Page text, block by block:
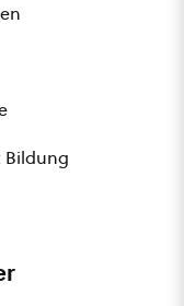
Bildung